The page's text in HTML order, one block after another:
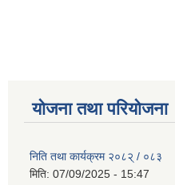
योजना तथा परियोजना
निति तथा कार्यक्रम २०८२् / ०८३
मिति: 07/09/2025 - 15:47